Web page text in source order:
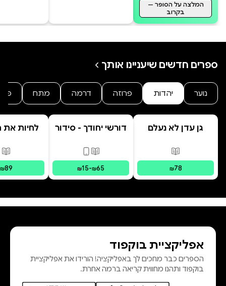
המלצה על הסופר —
בקרוב
ספרים חדשים שיעניינו אותך
נוער יהדות פרוזה דרמה מתח
גן עדן לא נעלם
פורמטים זמינים מודפס
₪78
דורשי יחודך - סידור
פורמטים זמינים
מודפס,
₪15-₪65
לחיות את
₪89
אפליקציית בוקפוד
הספרים כבר מחכים לך באפליקציה! הורידו את אפליקציית
בוקפוד ותהנו מחווית קריאה ברמה אחרת.